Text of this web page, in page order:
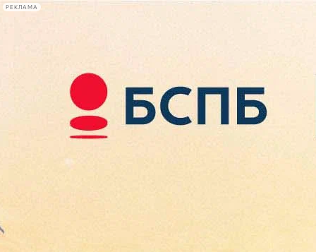
РЕКЛАМА
Сегодня:
2026.08.09
12:08
Афиша Plus